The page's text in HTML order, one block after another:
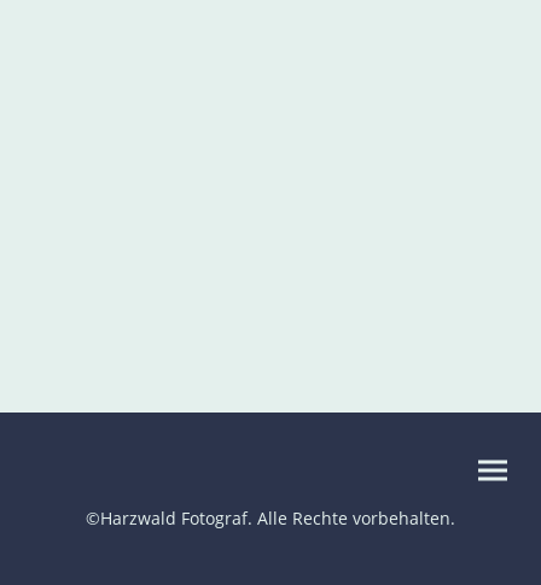
©Harzwald Fotograf. Alle Rechte vorbehalten.